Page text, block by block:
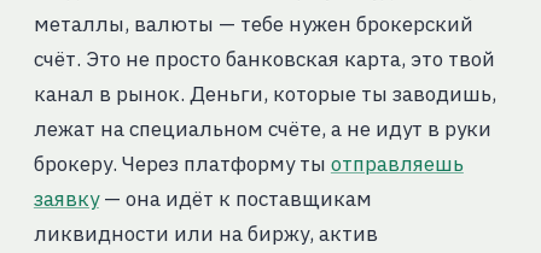
металлы, валюты — тебе нужен брокерский
счёт. Это не просто банковская карта, это твой
канал в рынок. Деньги, которые ты заводишь,
лежат на специальном счёте, а не идут в руки
брокеру. Через платформу ты отправляешь
заявку— она идёт к поставщикам
ликвидности или на биржу, актив